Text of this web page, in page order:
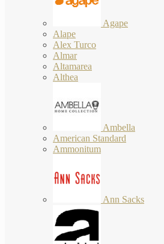
Agape
Alape
Alex Turco
Almar
Altamarea
Althea
Ambella
American Standard
Ammonitum
Ann Sacks